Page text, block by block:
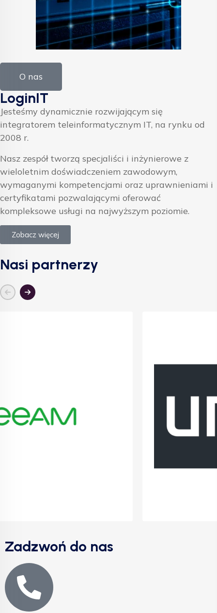
O nas
LoginIT
Jesteśmy dynamicznie rozwijającym się
integratorem teleinformatycznym IT, na rynku od
2008 r.
Nasz zespół tworzą specjaliści i inżynierowe z
wieloletnim doświadczeniem zawodowym,
wymaganymi kompetencjami oraz uprawnieniami i
certyfikatami pozwalającymi oferować
kompleksowe usługi na najwyższym poziomie.
Zobacz więcej
Nasi partnerzy
Zadzwoń do nas